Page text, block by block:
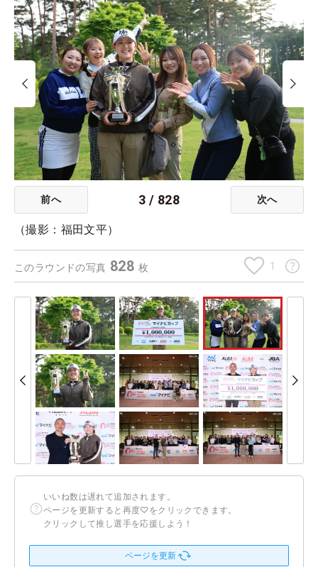
前へ 3 / 828 次へ
（撮影：福田文平）
このラウンドの写真 828 枚 1
いいね数は遅れて追加されます。
ページを更新すると再度♡をクリックできます。
クリックして推し選手を応援しよう！
ページを更新